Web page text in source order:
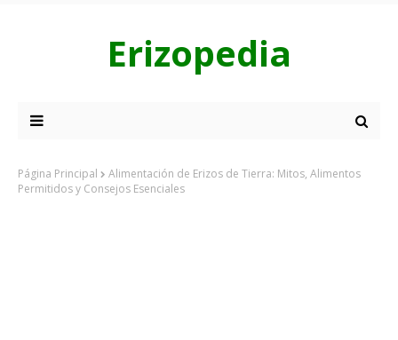
Erizopedia
Página Principal
Alimentación de Erizos de Tierra: Mitos, Alimentos
Permitidos y Consejos Esenciales